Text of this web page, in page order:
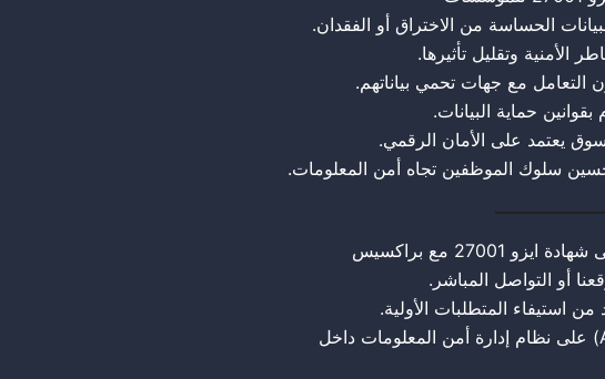
الحساسة من الاختراق أو الفقدان.
الأمنية وتقليل تأثيرها.
التعامل مع جهات تحمي بياناتهم.
بقوانين حماية البيانات.
يعتمد على الأمان الرقمي.
سلوك الموظفين تجاه أمن المعلومات.
مع براكسيس
أو التواصل المباشر.
من استيفاء المتطلبات الأولية.
إجراء التدقيق (Audit) على نظام إدارة أمن المعلومات داخل